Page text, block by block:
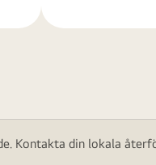
Kontakta din lokala